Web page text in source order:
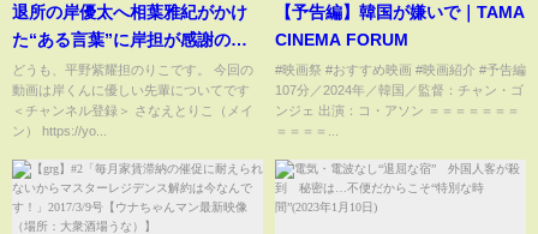
退所の岸優太へ相葉雅紀がかけ
た“ある言葉”に岸担が感謝の嵐...
キンプリ退所組の平野紫耀と神
宮寺勇太との合流間近
どうも、平野紫耀担のりこです。 今回の
動画は岸くんに優しい先輩についてです
＜チャンネル登録＞ さなえとりこ（メイ
ン） https://yo...
【予告編】韓国が嫌いで｜TAMA
CINEMA FORUM
#映画祭 #おすすめ映画 #映画紹介 #予告編
107分／2024年／韓国／監督：チャン・ゴ
ンジェ 出演：コ・アソン ＝＝＝＝＝＝＝
＝＝＝＝...